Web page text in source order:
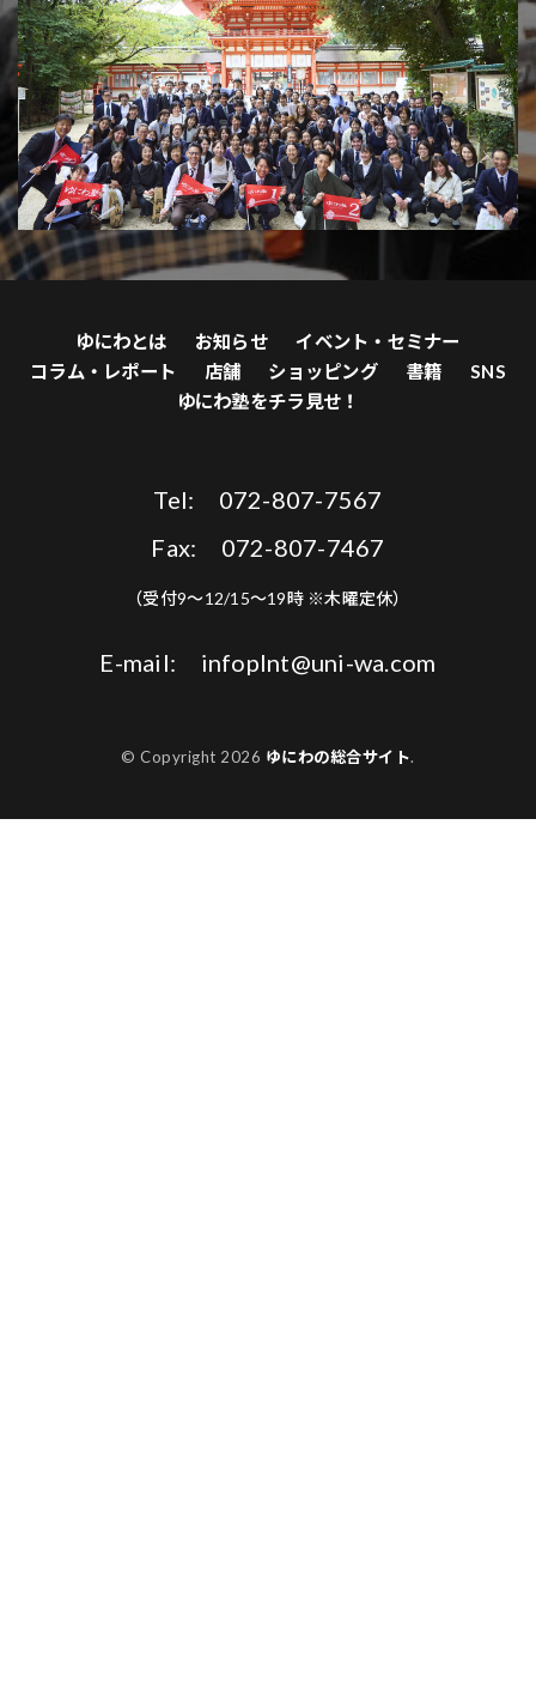
ゆにわとは お知らせ
イベント・セミナー
コラム・レポート
店舗 ショッピング 書籍
SNS
ゆにわ塾をチラ見せ！
Tel: 072-807-7567
Fax: 072-807-7467
（受付9〜12/15〜19時 ※木曜定休）
E-mail: infoplnt@uni-wa.com
© Copyright 2026 ゆにわの総合サイト.